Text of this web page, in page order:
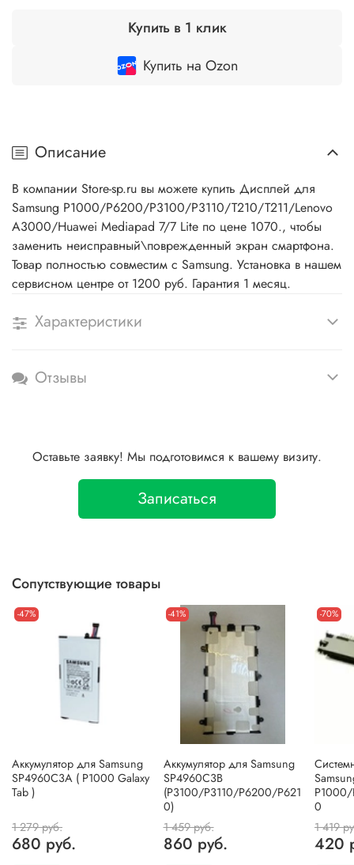
Купить в 1 клик
Купить на Ozon
Описание
В компании Store-sp.ru вы можете купить Дисплей для
Samsung P1000/P6200/P3100/P3110/T210/T211/Lenovo
A3000/Huawei Mediapad 7/7 Lite по цене 1070., чтобы
заменить неисправный\поврежденный экран смартфона.
Товар полностью совместим с Samsung. Установка в нашем
сервисном центре от 1200 руб. Гарантия 1 месяц.
Характеристики
Отзывы
Оставьте заявку! Мы подготовимся к вашему визиту.
Записаться
Сопутствующие товары
-47%
Аккумулятор для Samsung
SP4960C3A ( P1000 Galaxy
Tab )
1 279 руб.
680 руб.
-41%
Аккумулятор для Samsung
SP4960C3B
(P3100/P3110/P6200/P621
0)
1 459 руб.
860 руб.
-70%
P1000/
0
1 419
420